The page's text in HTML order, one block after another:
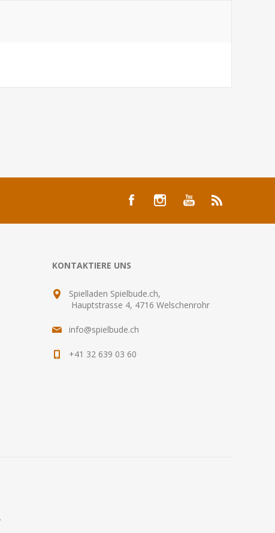
KONTAKTIERE UNS
Spielladen Spielbude.ch,
Hauptstrasse 4, 4716 Welschenrohr
info@spielbude.ch
+41 32 639 03 60